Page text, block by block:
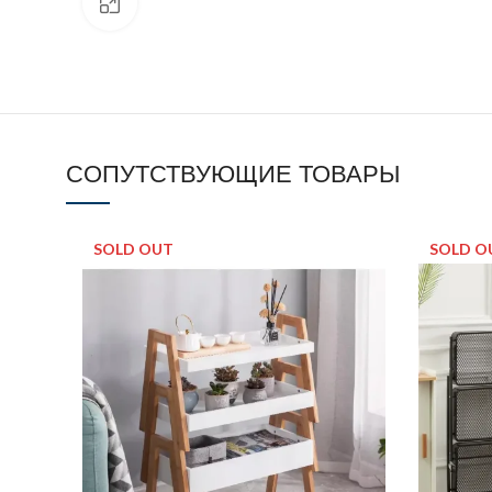
СОПУТСТВУЮЩИЕ ТОВАРЫ
SOLD OUT SOLD